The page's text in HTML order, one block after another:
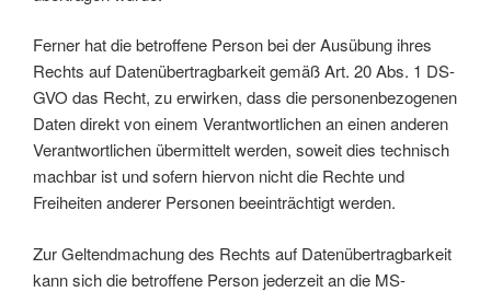
Ferner hat die betroffene Person bei der Ausübung ihres
Rechts auf Datenübertragbarkeit gemäß Art. 20 Abs. 1 DS-
GVO das Recht, zu erwirken, dass die personenbezogenen
Daten direkt von einem Verantwortlichen an einen anderen
Verantwortlichen übermittelt werden, soweit dies technisch
machbar ist und sofern hiervon nicht die Rechte und
Freiheiten anderer Personen beeinträchtigt werden.
Zur Geltendmachung des Rechts auf Datenübertragbarkeit
kann sich die betroffene Person jederzeit an die MS-